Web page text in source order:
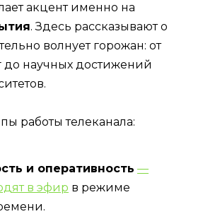
акцент именно на
. Здесь рассказывают о
волнует горожан: от
до научных достижений
работы телеканала:
и оперативность —
в эфир в режиме